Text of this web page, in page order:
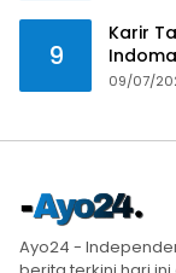
9
Karir
09/07/
Ayo24 -